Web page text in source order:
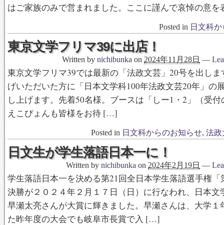
はご家族のみで営まれました。ここに謹んで哀悼の意を
Posted in 日文科
東京文学フリマ39に出店！
Written by nichibunka on 2024年11月28日 —
東京文学フリマ39では最新の「法政文芸」20号を出し
げいただいた方に「日本文学科100年法政文芸20年」の
し上げます。先着50名様。ブースは「しー1・2」（受
えこぴょんも皆様をお待 […]
Posted in 日文科からのお知らせ, 法政
日文生が学生落語日本一に！
Written by nichibunka on 2024年2月19日 —
学生落語日本一を決める第21回全日本学生落語選手権「
決勝が２０２４年２月１７日（日）に行なわれ、日本文
早瀬太亮さんが大賞に輝きました。早瀬さんは、大学１
た昨年度の大会でも岐阜市長賞で入 […]